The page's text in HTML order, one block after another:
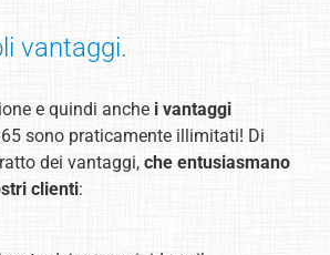
vantaggi.
e quindi anche i vantaggi
sono praticamente illimitati! Di
dei vantaggi, che entusiasmano
clienti: